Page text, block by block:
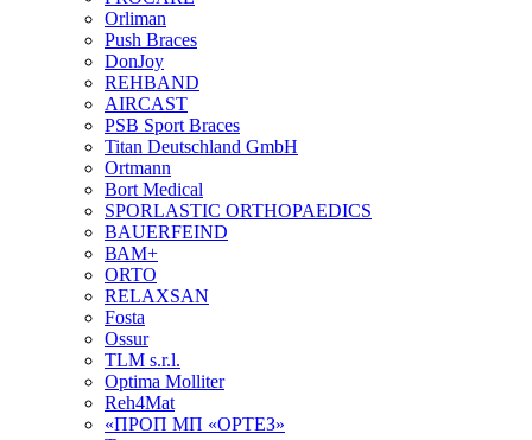
Orliman
Push Braces
DonJoy
REHBAND
AIRCAST
PSB Sport Braces
Titan Deutschland GmbH
Ortmann
Bort Medical
SPORLASTIC ORTHOPAEDICS
BAUERFEIND
ВАМ+
ORTO
RELAXSAN
Fosta
Ossur
TLM s.r.l.
Optima Molliter
Reh4Mat
«ПРОП МП «ОРТЕЗ»